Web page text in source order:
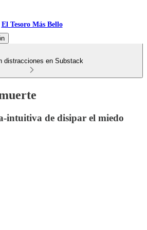
El Tesoro Más Bello
distracciones en Substack
intuitiva de disipar el miedo